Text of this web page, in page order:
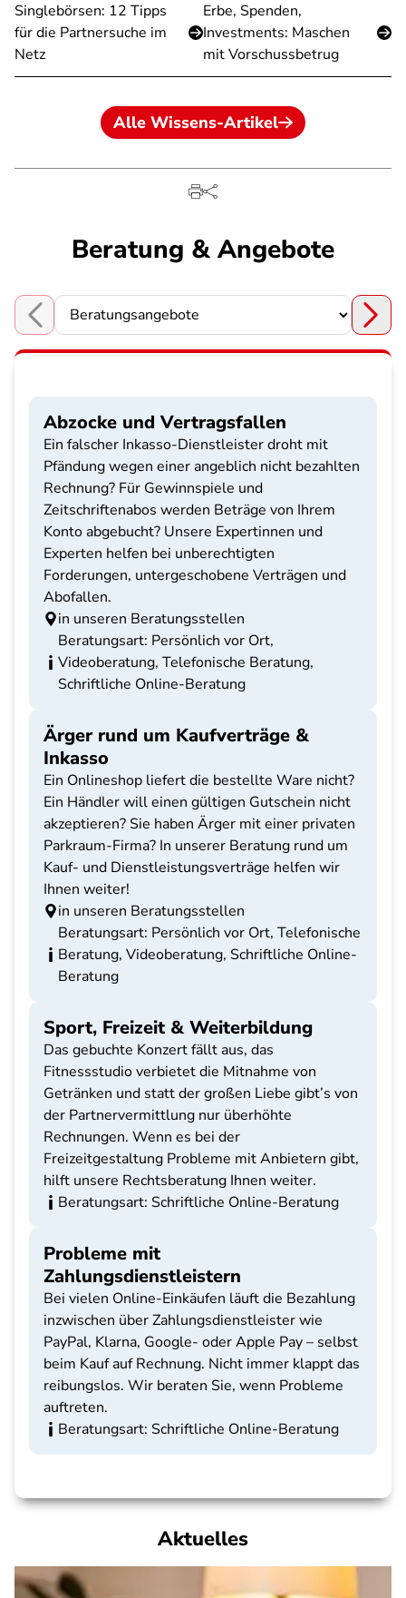
Singlebörsen: 12 Tipps
für die Partnersuche im
Netz
Erbe, Spenden,
Investments: Maschen
mit Vorschussbetrug
Alle Wissens-Artikel
Beratung & Angebote
Choose a section
Abzocke und Vertragsfallen
Ein falscher Inkasso-Dienstleister droht mit
Pfändung wegen einer angeblich nicht bezahlten
Rechnung? Für Gewinnspiele und
Zeitschriftenabos werden Beträge von Ihrem
Konto abgebucht? Unsere Expertinnen und
Experten helfen bei unberechtigten
Forderungen, untergeschobene Verträgen und
Abofallen.
in unseren Beratungsstellen
Beratungsart: Persönlich vor Ort,
Videoberatung, Telefonische Beratung,
Schriftliche Online-Beratung
Ärger rund um Kaufverträge &
Inkasso
Ein Onlineshop liefert die bestellte Ware nicht?
Ein Händler will einen gültigen Gutschein nicht
akzeptieren? Sie haben Ärger mit einer privaten
Parkraum-Firma? In unserer Beratung rund um
Kauf- und Dienstleistungsverträge helfen wir
Ihnen weiter!
in unseren Beratungsstellen
Beratungsart: Persönlich vor Ort, Telefonische
Beratung, Videoberatung, Schriftliche Online-
Beratung
Sport, Freizeit & Weiterbildung
Das gebuchte Konzert fällt aus, das
Fitnessstudio verbietet die Mitnahme von
Getränken und statt der großen Liebe gibt’s von
der Partnervermittlung nur überhöhte
Rechnungen. Wenn es bei der
Freizeitgestaltung Probleme mit Anbietern gibt,
hilft unsere Rechtsberatung Ihnen weiter.
Beratungsart: Schriftliche Online-Beratung
Probleme mit
Zahlungsdienstleistern
Bei vielen Online-Einkäufen läuft die Bezahlung
inzwischen über Zahlungsdienstleister wie
PayPal, Klarna, Google- oder Apple Pay – selbst
beim Kauf auf Rechnung. Nicht immer klappt das
reibungslos. Wir beraten Sie, wenn Probleme
auftreten.
Beratungsart: Schriftliche Online-Beratung
Aktuelles